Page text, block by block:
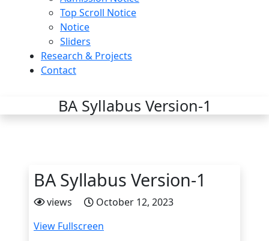
Top Scroll Notice
Notice
Sliders
Research & Projects
Contact
BA Syllabus Version-1
BA Syllabus Version-1
views
October 12, 2023
View Fullscreen